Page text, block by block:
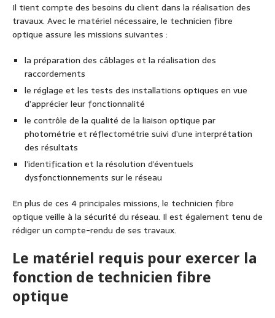
Il tient compte des besoins du client dans la réalisation des
travaux. Avec le matériel nécessaire, le technicien fibre
optique assure les missions suivantes :
la préparation des câblages et la réalisation des
raccordements
le réglage et les tests des installations optiques en vue
d’apprécier leur fonctionnalité
le contrôle de la qualité de la liaison optique par
photométrie et réflectométrie suivi d’une interprétation
des résultats
l’identification et la résolution d’éventuels
dysfonctionnements sur le réseau
En plus de ces 4 principales missions, le technicien fibre
optique veille à la sécurité du réseau. Il est également tenu de
rédiger un compte-rendu de ses travaux.
Le matériel requis pour exercer la
fonction de technicien fibre
optique